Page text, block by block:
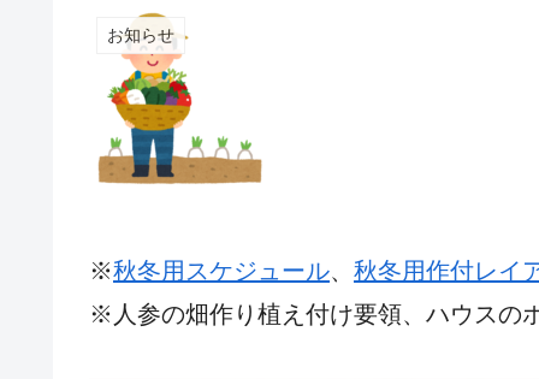
お知らせ
※秋冬用スケジュール、 秋冬用作付レイ
※人参の畑作り植え付け要領、ハウスの